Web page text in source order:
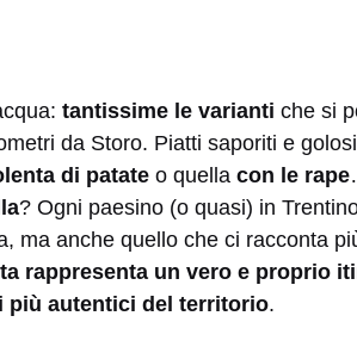
tantissime le varianti che si
da Storo. Piatti saporiti e
di patate o quella con le rape
? Ogni paesino (o quasi) in
ma anche quello che ci racconta
rappresenta un vero e proprio
più autentici del territorio.